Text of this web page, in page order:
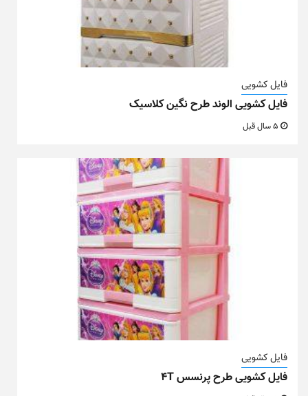
فایل کشویی
فایل کشویی الوند طرح نگین کلاسیک
فایل کشویی
فایل کشویی طرح پرنسس ۴T